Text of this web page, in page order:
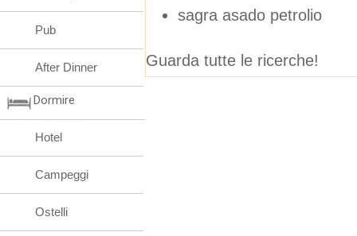
sagra asado petrolio
Guarda tutte le ricerche!
Pub
After Dinner
Dormire
Hotel
Campeggi
Ostelli